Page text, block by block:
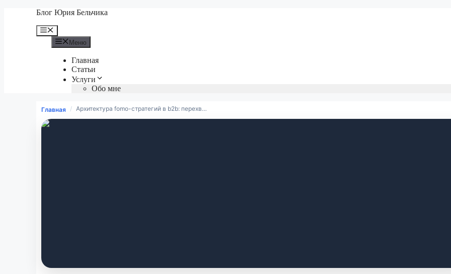
содержимому
Блог Юрия Бельчика
Меню
Меню
Главная
Статьи
Услуги
Обо мне
Главная / Архитектура fomo-стратегий в b2b: перехв…